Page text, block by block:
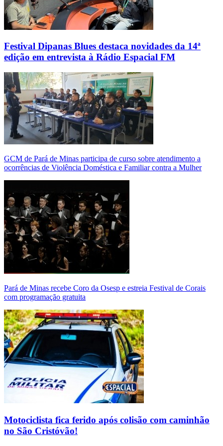
Festival Dipanas Blues destaca novidades da 14ª
edição em entrevista à Rádio Espacial FM
GCM de Pará de Minas participa de curso sobre atendimento a
ocorrências de Violência Doméstica e Familiar contra a Mulher
Pará de Minas recebe Coro da Osesp e estreia Festival de Corais
com programação gratuita
Motociclista fica ferido após colisão com caminhão
no São Cristóvão!